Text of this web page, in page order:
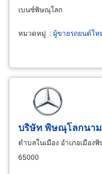
เบนซ์พิษณุโลก
หมวดหมู่ :ผู้ขายรถยนต์ให
บริษัท พิษณุโลกนา
ตำบลในเมือง อำเภอเมือ
65000